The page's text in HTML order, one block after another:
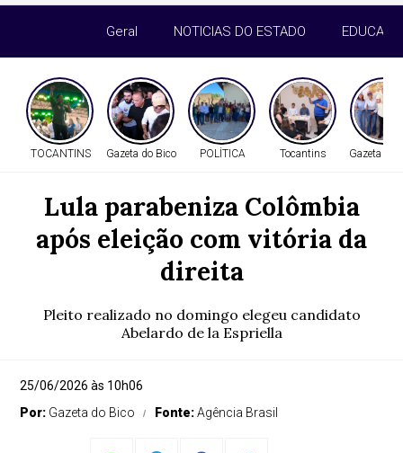
Geral NOTICIAS DO ESTADO
TOCANTINS Gazeta do Bico POLÍTICA Tocantins Gazeta do
Lula parabeniza Colômbia
após eleição com vitória da
direita
Pleito realizado no domingo elegeu candidato
Abelardo de la Espriella
25/06/2026 às 10h06
Por: Gazeta do Bico Fonte:Agência Brasil